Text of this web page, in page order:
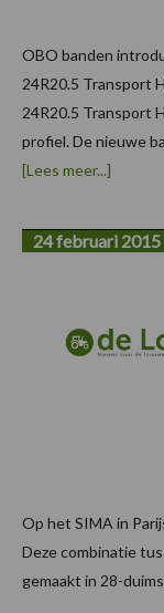
OBO banden
24R20.5 Transport
24R20.5 Transport
profiel. De nieuwe
[Lees meer...]
nieuwe
band
24 februari 2015
Op het SIMA in
Deze combinatie
gemaakt in 28-